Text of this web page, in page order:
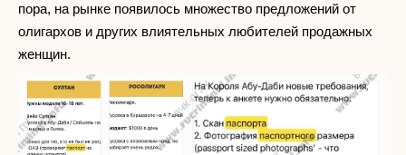
пора, на рынке появилось множество предложений от
олигархов и других влиятельных любителей продажных
женщин.